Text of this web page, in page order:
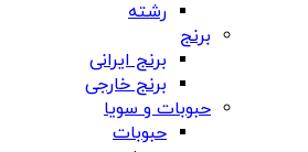
رشته
برنج
برنج ایرانی
برنج خارجی
حبوبات و سویا
حبوبات